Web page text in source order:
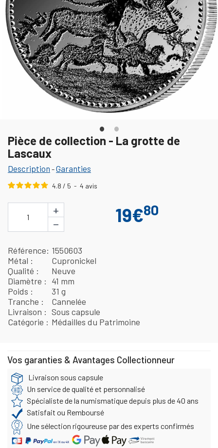
Pièce de collection - La grotte de
Lascaux
Description -Garanties
4.8 / 5 - 4 avis
1
+
−
19€80
Référence 1550603
Métal
Cupronickel
Qualité
Neuve
Diamètre
41 mm
Poids
31 g
Tranche
Cannelée
Livraison
Sous capsule
Catégorie
Médailles du Patrimoine
Vos garanties & Avantages Collectionneur
Livraison sous capsule
Un service de qualité et personnalisé
Spécialiste de la numismatique depuis plus de 40 ans
Satisfait ou Remboursé
Une sélection rigoureuse par des experts confirmés